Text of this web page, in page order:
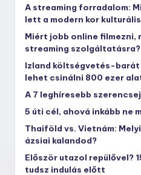
A streaming forradalom:
lett a modern kor
Miért jobb online filmezni,
streaming szolgáltatásra?
Izland költségvetés-barát
lehet csinálni 800 ezer
A 7 leghíresebb
5 úti cél, ahová inkább ne
Thaiföld vs. Vietnám:
ázsiai kalandod?
Először utazol repülővel?
tudsz indulás előtt